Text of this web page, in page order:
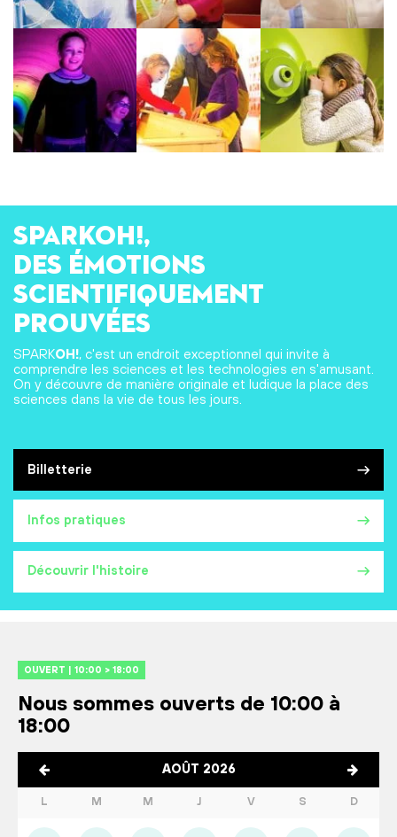
Billetterie
Infos pratiques
Découvrir l'histoire
SPARKOH!,
des émotions
scientifiquement
prouvées
SPARKOH!, c'est un endroit exceptionnel qui invite à
comprendre les sciences et les technologies en s'amusant.
On y découvre de manière originale et ludique la place des
sciences dans la vie de tous les jours.
OUVERT | 10:00 > 18:00
Nous sommes ouverts de 10:00 à
18:00
AOÛT 2026
L M M J V S D